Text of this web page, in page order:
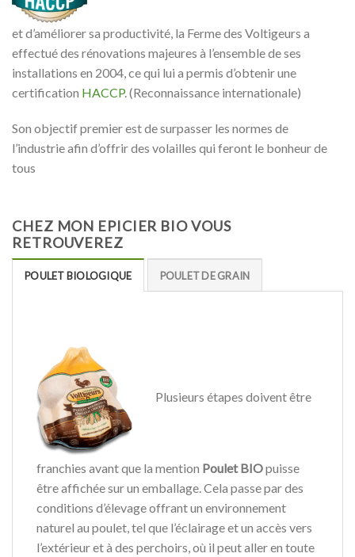
et d’améliorer sa productivité, la Ferme des Voltigeurs a
effectué des rénovations majeures à l’ensemble de ses
installations en 2004, ce qui lui a permis d’obtenir une
certification HACCP. (Reconnaissance internationale)
Son objectif premier est de surpasser les normes de
l’industrie afin d’offrir des volailles qui feront le bonheur de
tous
CHEZ MON EPICIER BIO VOUS
RETROUVEREZ
POULET BIOLOGIQUE POULET DE GRAIN
Plusieurs étapes doivent être
franchies avant que la mention Poulet BIOpuisse
être affichée sur un emballage. Cela passe par des
conditions d’élevage offrant un environnement
naturel au poulet, tel que l’éclairage et un accès vers
l’extérieur et à des perchoirs, où il peut aller en toute